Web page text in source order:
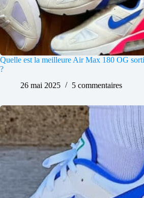
Quelle est la meilleure Air Max 180 OG
?
26 mai 2025
5 commentaires